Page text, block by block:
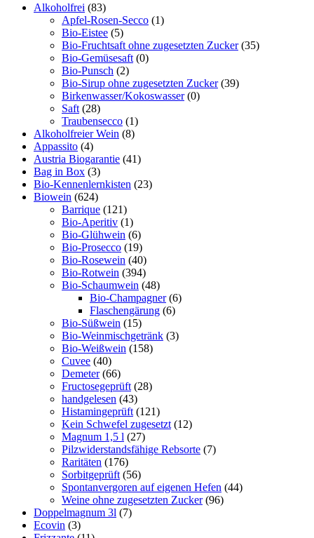
Alkoholfrei (83)
Apfel-Rosen-Secco (1)
Bio-Eistee (5)
Bio-Fruchtsaft ohne zugesetzten Zucker (35)
Bio-Gemüsesaft (0)
Bio-Punsch (2)
Bio-Sirup ohne zugesetzten Zucker (39)
Birkenwasser/Kokoswasser (0)
Saft (28)
Traubensecco (1)
Alkoholfreier Wein (8)
Appassito (4)
Austria Biogarantie (41)
Bag in Box (3)
Bio-Kennenlernkisten (23)
Biowein (624)
Barrique (121)
Bio-Aperitiv (1)
Bio-Glühwein (6)
Bio-Prosecco (19)
Bio-Rosewein (40)
Bio-Rotwein (394)
Bio-Schaumwein (48)
Bio-Champagner (6)
Flaschengärung (6)
Bio-Süßwein (15)
Bio-Weinmischgetränk (3)
Bio-Weißwein (158)
Cuvee (40)
Demeter (66)
Fructosegeprüft (28)
handgelesen (43)
Histamingeprüft (121)
Kein Schwefel zugesetzt (12)
Magnum 1,5 l (27)
Pilzwiderstandsfähige Rebsorte (7)
Raritäten (176)
Sorbitgeprüft (56)
Spontanvergoren auf eigenen Hefen (44)
Weine ohne zugesetzten Zucker (96)
Doppelmagnum 3l (7)
Ecovin (3)